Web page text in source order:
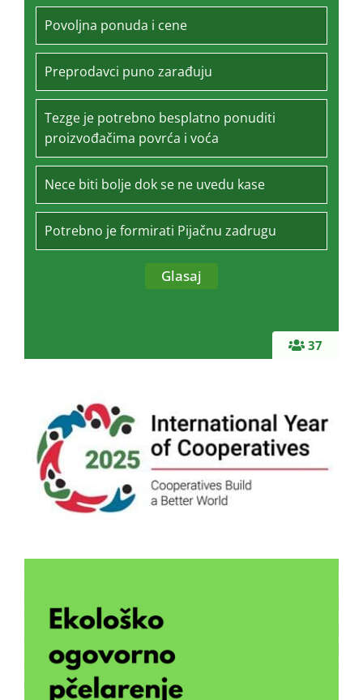
37
Povoljna ponuda i cene
Preprodavci puno zarađuju
Tezge je potrebno besplatno ponuditi
proizvođačima povrća i voća
Nece biti bolje dok se ne uvedu kase
Potrebno je formirati Pijačnu zadrugu